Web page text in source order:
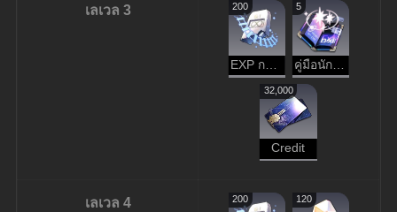
เลเวล 3 200
EXP การบุกเบิก
5
คู่มือนักเดินทาง
32,000
Credit
เลเวล 4 200 120